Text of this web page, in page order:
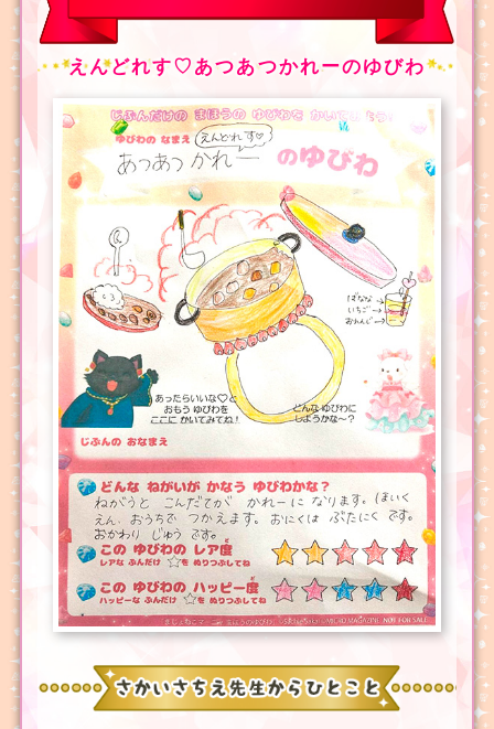
えんどれす♡あつあつかれーのゆびわ